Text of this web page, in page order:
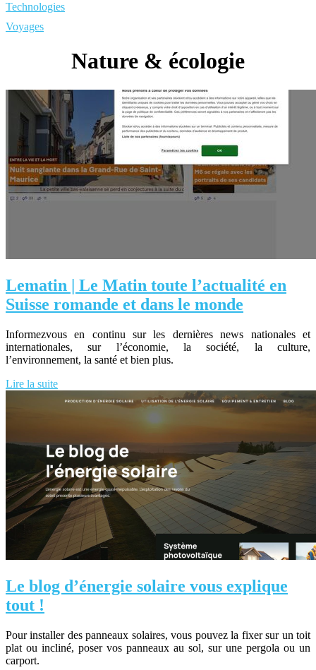
Technologies
Voyages
Nature & écologie
Lematin | Le Matin toute l’actualité en
Suisse romande et dans le monde
Informezvous en continu sur les dernières news nationales et
internationales, sur l’économie, la société, la culture,
l’environnement, la santé et bien plus.
Lire la suite
Le blog d’énergie solaire vous explique
tout !
Pour installer des panneaux solaires, vous pouvez la fixer sur un toit
plat ou incliné, poser vos panneaux au sol, sur une pergola ou un
carport.